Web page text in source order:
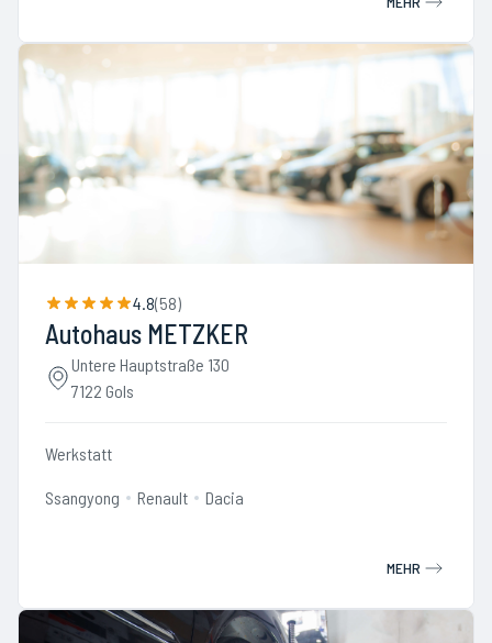
4.8(58)
Autohaus METZKER
Untere Hauptstraße 130
7122 Gols
Werkstatt
Ssangyong Renault Dacia
MEHR